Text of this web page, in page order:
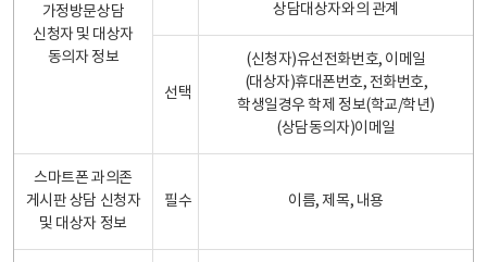
가정방문상담
신청자 및 대상자
동의자 정보
상담대상자와의 관계
선택
(신청자)유선전화번호, 이메일
(대상자)휴대폰번호, 전화번호,
학생일경우 학제 정보(학교/학년)
(상담동의자)이메일
스마트폰 과의존
게시판 상담 신청자
및 대상자 정보
필수 이름, 제목, 내용